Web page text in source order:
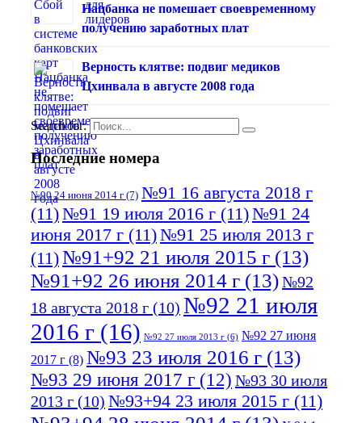
Нацбанка не помешает своевременному
получению заработных плат
Верность клятве: подвиг медиков
Цхинвала в августе 2008 года
Search for:
Последние номера
№90 24 июня 2014 г (7) №91 16 августа 2018 г
(11)№91 19 июля 2016 г (11)№91 24
июня 2017 г (11)№91 25 июля 2013 г
(11)№91+92 21 июля 2015 г (13)
№91+92 26 июня 2014 г (13)№92
18 августа 2018 г (10) №92 21 июля
2016 г (16) №92 27 июля 2013 г (6) №92 27 июня
2017 г (8) №93 23 июля 2016 г (13)
№93 29 июня 2017 г (12) №93 30 июля
2013 г (10) №93+94 23 июля 2015 г (11)